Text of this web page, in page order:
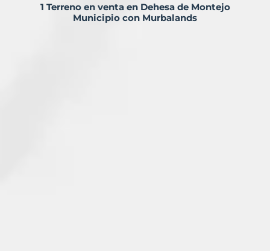
1 Terreno en venta en Dehesa de Montejo
Municipio con Murbalands